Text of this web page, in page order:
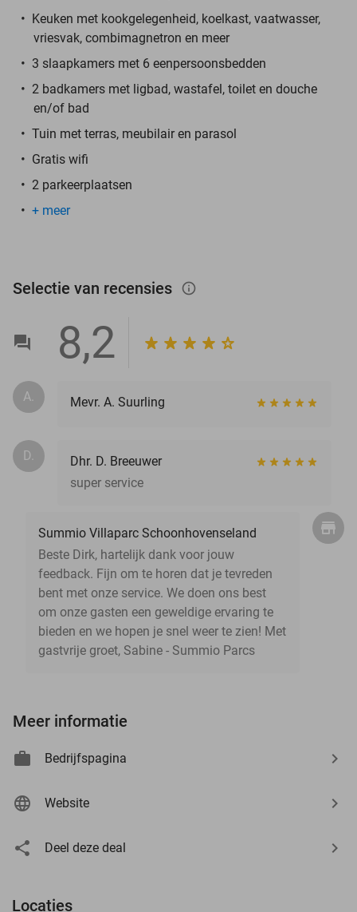
Keuken met kookgelegenheid, koelkast, vaatwasser,
vriesvak, combimagnetron en meer
3 slaapkamers met 6 eenpersoonsbedden
2 badkamers met ligbad, wastafel, toilet en douche
en/of bad
Tuin met terras, meubilair en parasol
Gratis wifi
2 parkeerplaatsen
+ meer
Selectie van recensies info_outlined
8,2
A. Mevr. A. Suurling
D.
Dhr. D. Breeuwer
super service
Summio Villaparc Schoonhovenseland
Beste Dirk, hartelijk dank voor jouw
feedback. Fijn om te horen dat je tevreden
bent met onze service. We doen ons best
om onze gasten een geweldige ervaring te
bieden en we hopen je snel weer te zien! Met
gastvrije groet, Sabine - Summio Parcs
Meer informatie
Bedrijfspagina
Website
Deel deze deal
Locaties